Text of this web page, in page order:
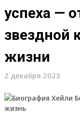
успеха —
звездной
жизни
2 декабря 2023